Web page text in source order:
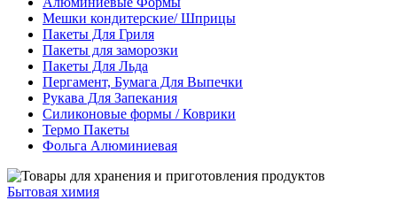
Мешки кондитерские/ Шприцы
Пакеты Для Гриля
Пакеты для заморозки
Пакеты Для Льда
Пергамент, Бумага Для Выпечки
Рукава Для Запекания
Силиконовые формы / Коврики
Термо Пакеты
Фольга Алюминиевая
Бытовая химия